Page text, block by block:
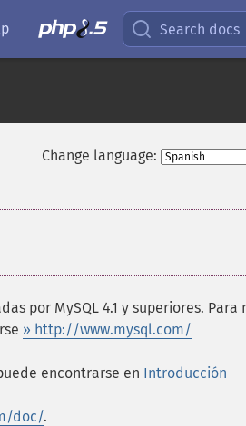
Search docs
Change language:
por MySQL 4.1 y superiores. Para
» http://www.mysql.com/
encontrarse en Introducción
doc/.